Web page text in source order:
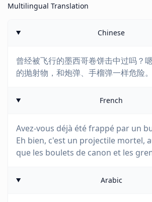
Multilingual Translation
Chinese
曾经被飞行的墨西哥卷饼击中过吗？
的抛射物，和炮弹、手榴弹一样危险。
French
Avez-vous déjà été frappé par un
Eh bien, c'est un projectile mortel,
que les boulets de canon et les
Arabic